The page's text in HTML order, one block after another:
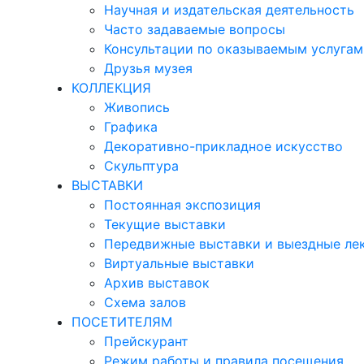
Научная и издательская деятельность
Часто задаваемые вопросы
Консультации по оказываемым услугам
Друзья музея
КОЛЛЕКЦИЯ
Живопись
Графика
Декоративно-прикладное искусство
Скульптура
ВЫСТАВКИ
Постоянная экспозиция
Текущие выставки
Передвижные выставки и выездные
Виртуальные выставки
Архив выставок
Схема залов
ПОСЕТИТЕЛЯМ
Прейскурант
Режим работы и правила посещения